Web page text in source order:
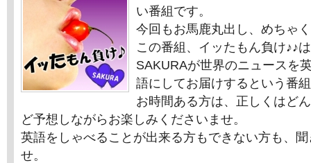
い番組です。
今回もお馬鹿丸出し、めちゃ
この番組、イッたもん負け♪♪
SAKURAが世界のニュースを
語にしてお届けするという番
お時間ある方は、正しくはど
ど予想しながらお楽しみくださいませ。
英語をしゃべることが出来る方もできない方も、
せ。